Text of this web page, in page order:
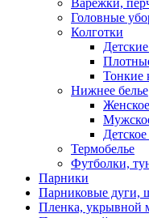
Головные
Колготки
Тонкие
Нижнее белье
Термобелье
Футболки,
Парники
Парниковые дуги,
Пленка, укрывной